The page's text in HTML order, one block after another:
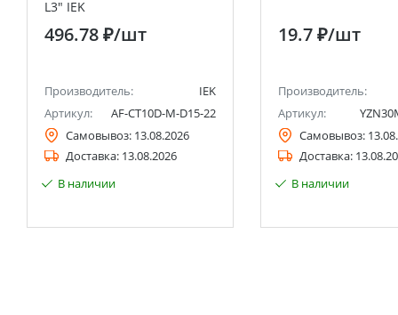
L3" IEK
496.78 ₽/шт
Производитель:
IEK
Артикул:
AF-CT10D-M-D15-22
Самовывоз: 13.08.2026
Доставка: 13.08.2026
В наличии
19.7 ₽/шт
Производитель:
Артикул:
Самовывоз:
Доставка:
В наличии